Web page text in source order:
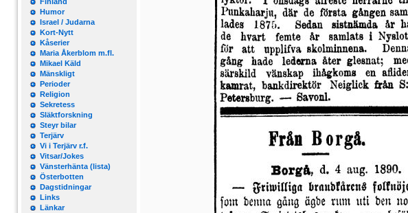
Humor
Israel / Judarna
Kort-Nytt
Kåserier
Maria Åkerblom m.fl.
Mikael Käld
Mänskligt
Perioder
Religion
Sekretess
Släktforskning
Steyr bilar
Terjärv
Vi i Terjärv r.f.
Vitsar/Jokes
Vänsterhänta (lista)
Österbotten
Dagstidningar
Links
Länkar